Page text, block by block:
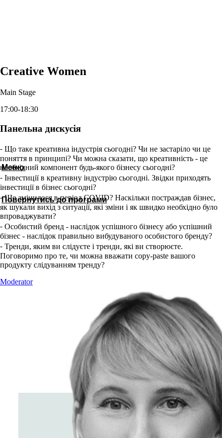
Меню
Повернутись до програми
Creative Women
Main Stage
17:00-18:30
Панельна дискусія
⁃ Що таке креативна індустрія сьогодні? Чи не застаріло чи це
поняття в принципі? Чи можна сказати, що креативність - це
необхідний компонент будь-якого бізнесу сьогодні?
⁃ Інвестиції в креативну індустрію сьогодні. Звідки приходять
інвестиції в бізнес сьогодні?
⁃ Що змінилося в період COVID? Наскільки постраждав бізнес,
як шукали вихід з ситуації, які зміни і як швидко необхідно було
впроваджувати?
⁃ Особистий бренд - наслідок успішного бізнесу або успішний
бізнес - наслідок правильно вибудуваного особистого бренду?
⁃ Тренди, яким ви слідуєте і тренди, які ви створюєте.
Поговоримо про те, чи можна вважати copy-paste вашого
продукту слідуванням тренду?
Moderator